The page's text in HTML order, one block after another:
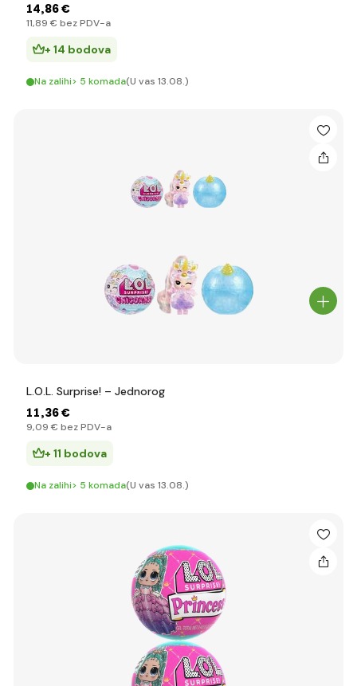
14,86 €
11,89 € bez PDV-a
+ 14 bodova
Na zalihi> 5 komada(U vas 13.08.)
L.O.L. Surprise! – Jednorog
11,36 €
9,09 € bez PDV-a
+ 11 bodova
Na zalihi> 5 komada(U vas 13.08.)